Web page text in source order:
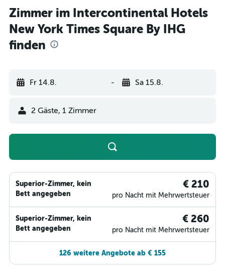
Zimmer im Intercontinental Hotels
New York Times Square By IHG
finden
Fr 14.8. - Sa 15.8.
2 Gäste, 1 Zimmer
Superior-Zimmer, kein
Bett angegeben
€ 210
pro Nacht mit Mehrwertsteuer
Superior-Zimmer, kein
Bett angegeben
€ 260
pro Nacht mit Mehrwertsteuer
126 weitere Angebote ab € 155